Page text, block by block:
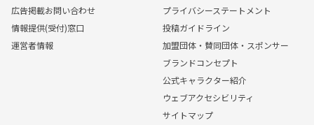
広告掲載お問い合わせ
情報提供(受付)窓口
運営者情報
プライバシーステートメント
投稿ガイドライン
加盟団体・賛同団体・スポンサー
ブランドコンセプト
公式キャラクター紹介
ウェブアクセシビリティ
サイトマップ